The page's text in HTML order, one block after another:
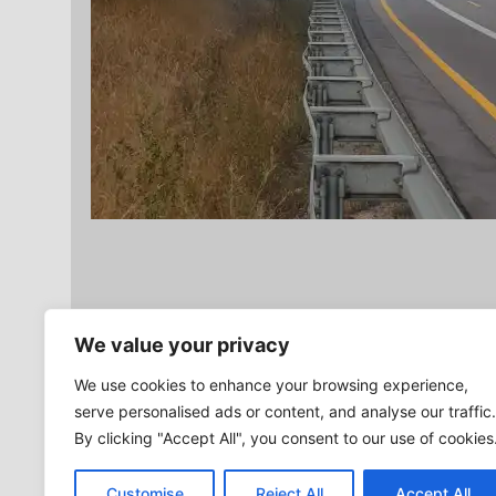
We value your privacy
We use cookies to enhance your browsing experience,
serve personalised ads or content, and analyse our traffic.
By clicking "Accept All", you consent to our use of cookies.
Verschlagwortet
Beitragsnavigation
Vorheriger
Beitrag:
„Hansemil“ in Wolf